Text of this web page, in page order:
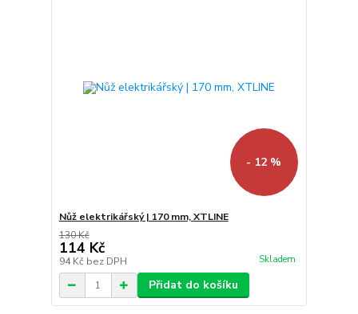
- 12 %
Nůž elektrikářský | 170 mm, XTLINE
130 Kč
114 Kč
94 Kč bez DPH Skladem
Přidat do košíku